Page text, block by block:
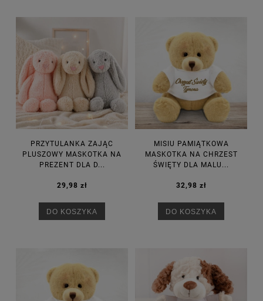
PRZYTULANKA ZAJĄC
PLUSZOWY MASKOTKA NA
PREZENT DLA D...
29,98 zł
DO KOSZYKA
MISIU PAMIĄTKOWA
MASKOTKA NA CHRZEST
ŚWIĘTY DLA MALU...
32,98 zł
DO KOSZYKA